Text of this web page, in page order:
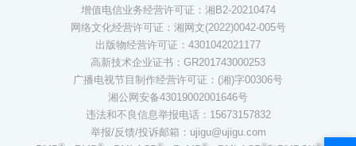
增值电信业务经营许可证：湘B2-20210474
网络文化经营许可证：湘网文(2022)0042-005号
出版物经营许可证：4301042021177
高新技术企业证书：GR201743000253
广播电视节目制作经营许可证：(湘)字00306号
湘公网安备43019002001646号
违法和不良信息举报电话：15673157832
举报/反馈/投诉邮箱：ujigu@ujigu.com